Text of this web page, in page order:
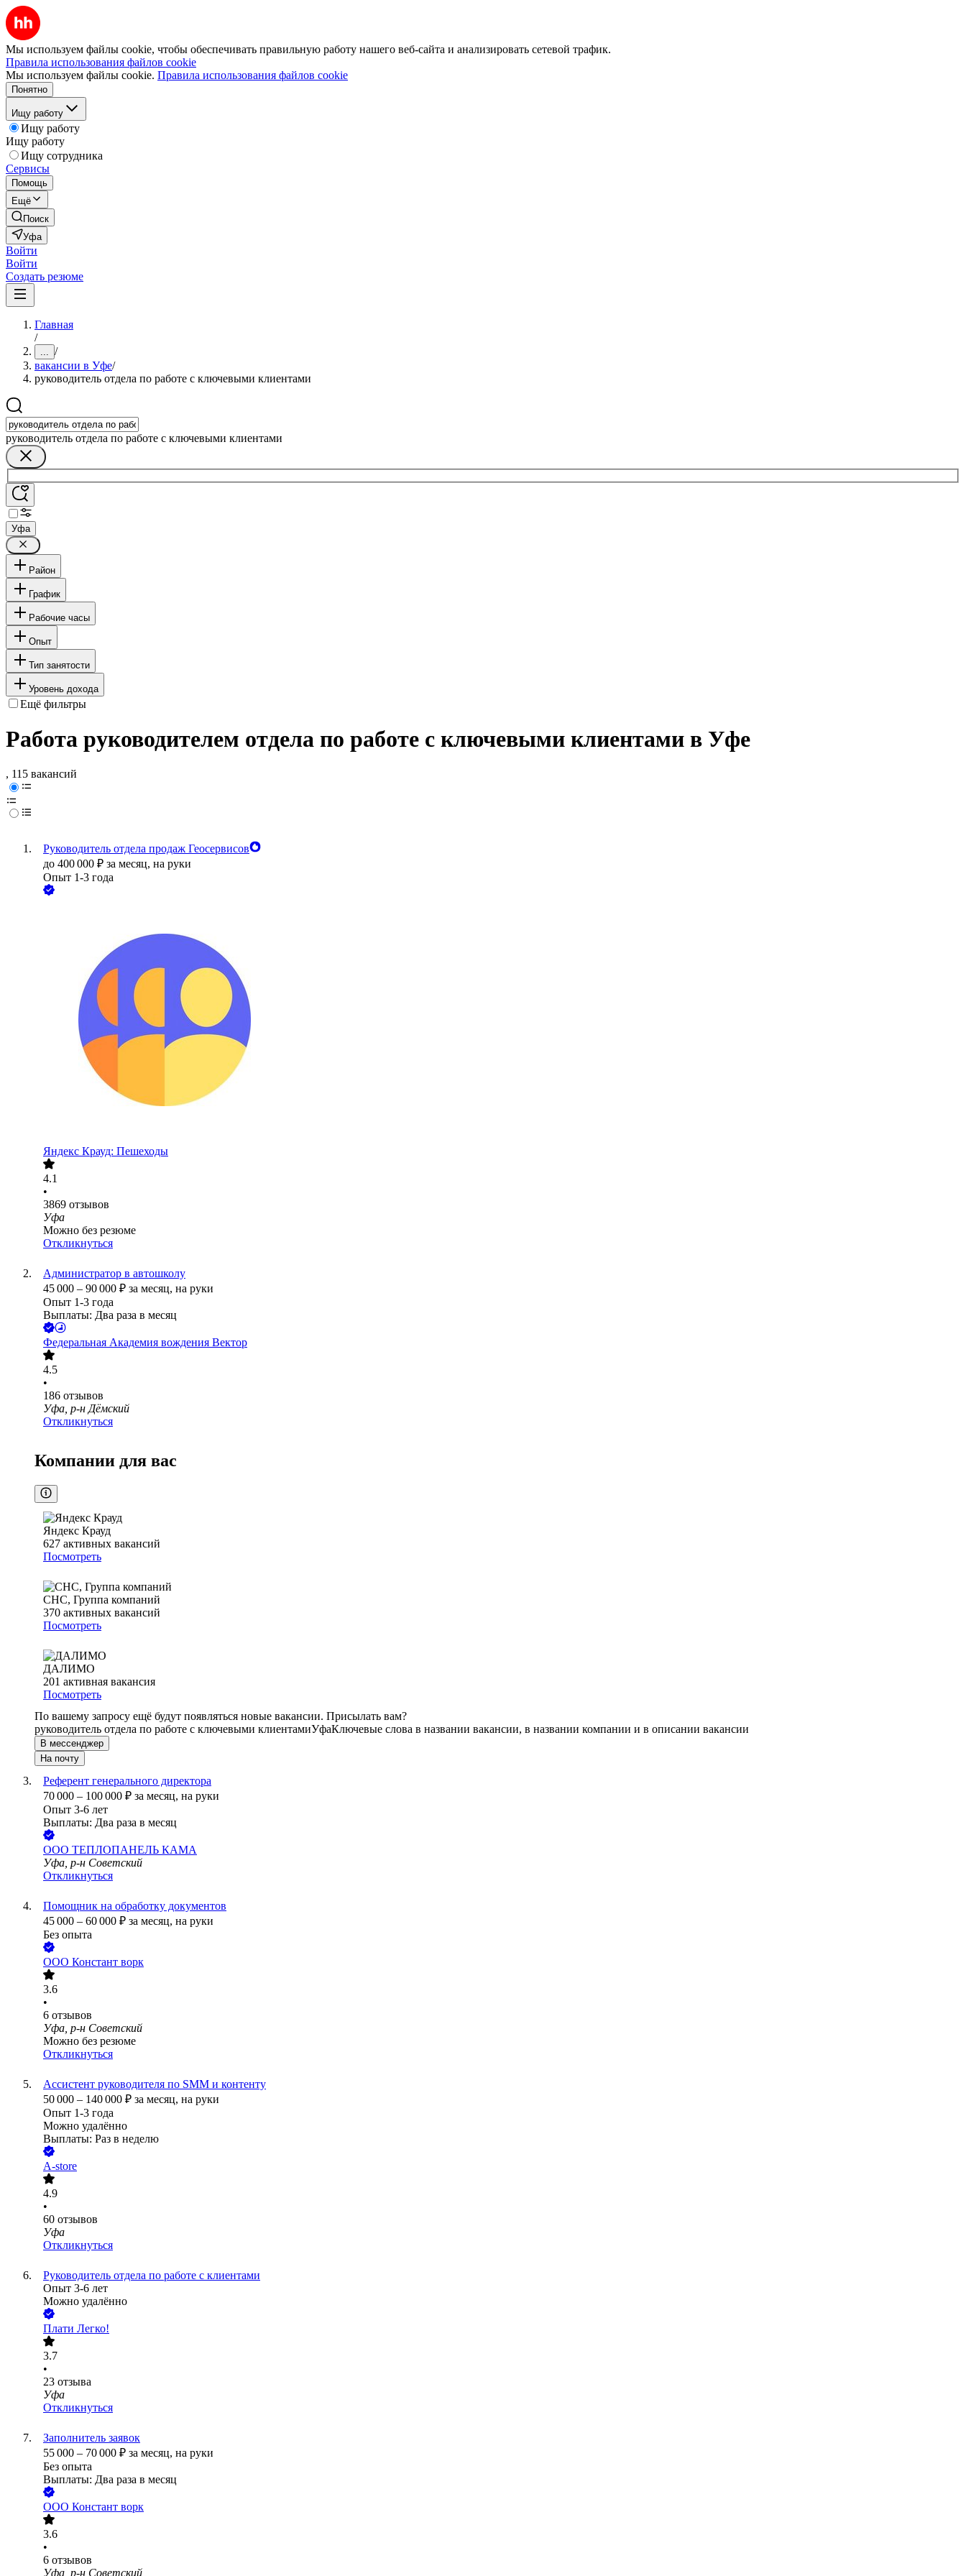
Мы используем файлы cookie, чтобы обеспечивать правильную работу нашего веб-сайта и анализировать сетевой трафик.
Правила использования файлов cookie
Мы используем файлы cookie. Правила использования файлов cookie
Понятно
Ищу работу
Ищу работу
Ищу работу
Ищу сотрудника
Сервисы
Помощь
Ещё
Поиск
Уфа
Войти
Войти
Создать резюме
Главная
/
... /
вакансии в Уфе/
руководитель отдела по работе с ключевыми клиентами
руководитель отдела по работе с ключевыми клиентами
Уфа
Район
График
Рабочие часы
Опыт
Тип занятости
Уровень дохода
Ещё фильтры
Работа руководителем отдела по работе с ключевыми клиентами в Уфе
, 115 вакансий
Руководитель отдела продаж Геосервисов
до 400 000 ₽ за месяц, на руки
Опыт 1-3 года
Яндекс Крауд: Пешеходы
4.1
•
3869 отзывов
Уфа
Можно без резюме
Откликнуться
Администратор в автошколу
45 000 – 90 000 ₽ за месяц, на руки
Опыт 1-3 года
Выплаты: Два раза в месяц
Федеральная Академия вождения Вектор
4.5
•
186 отзывов
Уфа, р-н Дёмский
Откликнуться
Компании для вас
Яндекс Крауд
627 активных вакансий
Посмотреть
СНС, Группа компаний
370 активных вакансий
Посмотреть
ДАЛИМО
201 активная вакансия
Посмотреть
По вашему запросу ещё будут появляться новые вакансии. Присылать вам?
руководитель отдела по работе с ключевыми клиентамиУфаКлючевые слова в названии вакансии, в названии компании и в описании вакансии
В мессенджер
На почту
Референт генерального директора
70 000 – 100 000 ₽ за месяц, на руки
Опыт 3-6 лет
Выплаты: Два раза в месяц
ООО ТЕПЛОПАНЕЛЬ КАМА
Уфа, р-н Советский
Откликнуться
Помощник на обработку документов
45 000 – 60 000 ₽ за месяц, на руки
Без опыта
ООО Констант ворк
3.6
•
6 отзывов
Уфа, р-н Советский
Можно без резюме
Откликнуться
Ассистент руководителя по SMM и контенту
50 000 – 140 000 ₽ за месяц, на руки
Опыт 1-3 года
Можно удалённо
Выплаты: Раз в неделю
A-store
4.9
•
60 отзывов
Уфа
Откликнуться
Руководитель отдела по работе с клиентами
Опыт 3-6 лет
Можно удалённо
Плати Легко!
3.7
•
23 отзыва
Уфа
Откликнуться
Заполнитель заявок
55 000 – 70 000 ₽ за месяц, на руки
Без опыта
Выплаты: Два раза в месяц
ООО Констант ворк
3.6
•
6 отзывов
Уфа, р-н Советский